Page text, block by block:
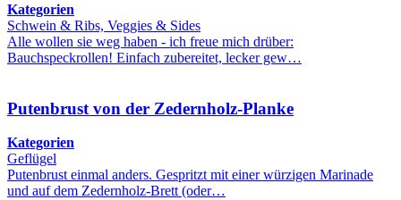
Kategorien
Schwein & Ribs, Veggies & Sides
Alle wollen sie weg haben - ich freue mich drüber:
Bauchspeckrollen! Einfach zubereitet, lecker gew…
Putenbrust von der Zedernholz-Planke
Kategorien
Geflügel
Putenbrust einmal anders. Gespritzt mit einer würzigen Marinade
und auf dem Zedernholz-Brett (oder…